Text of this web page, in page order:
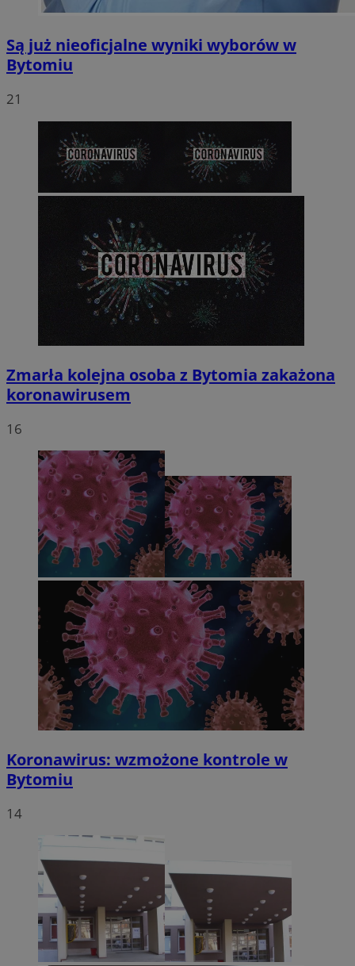
Są już nieoficjalne wyniki wyborów w
Bytomiu
21
Zmarła kolejna osoba z Bytomia zakażona
koronawirusem
16
Koronawirus: wzmożone kontrole w
Bytomiu
14